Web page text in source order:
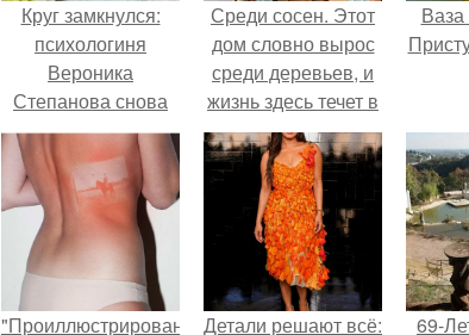
Круг замкнулся:
психологиня
Вероника
Степанова снова
вышла замуж за
собственного
бывшего мужа.
Среди сосен. Этот
дом словно вырос
среди деревьев, и
жизнь здесь течет в
собственном ритме
- спокойно, без
спешки и лишнего
шума.
Ваза
"ПроиллюстрированныеДетали решают всё: 69-